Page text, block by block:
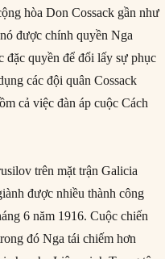
hòa Don Cossack gần như
được chính quyền Nga
đặc quyền để đổi lấy sự phục
các đội quân Cossack
cả việc đàn áp cuộc Cách
trên mặt trận Galicia
được nhiều thành công
6 năm 1916. Cuộc chiến
đó Nga tái chiếm hơn